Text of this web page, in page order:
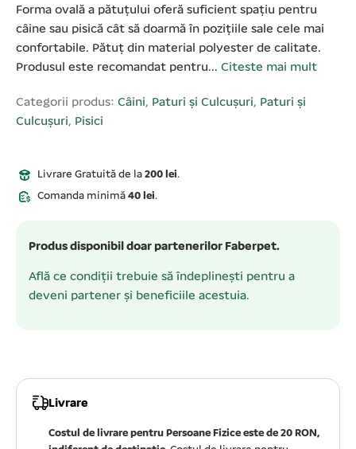
Forma ovală a pătuțului oferă suficient spațiu pentru
câine sau pisică cât să doarmă în pozițiile sale cele mai
confortabile. Pătuț din material polyester de calitate.
Produsul este recomandat pentru... Citeste mai mult
Categorii produs: Câini, Paturi și Culcușuri, Paturi și
Culcușuri, Pisici
Livrare Gratuită de la 200 lei.
Comanda minimă 40 lei.
Produs disponibil doar partenerilor Faberpet.
Află ce condiții trebuie să îndeplinești pentru a
deveni partener și beneficiile acestuia.
Livrare
Costul de livrare pentru Persoane Fizice este de 20 RON,